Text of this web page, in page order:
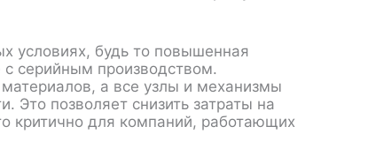
условиях, будь то повышенная
с серийным производством.
материалов, а все узлы и механизмы
Это позволяет снизить затраты на
критично для компаний, работающих